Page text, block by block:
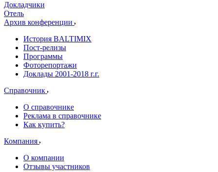
Докладчики
Отель
Архив конференции
История BALTIMIX
Пост-релизы
Программы
Фоторепортажи
Доклады 2001-2018 г.г.
Справочник
О справочнике
Реклама в справочнике
Как купить?
Компания
О компании
Отзывы участников